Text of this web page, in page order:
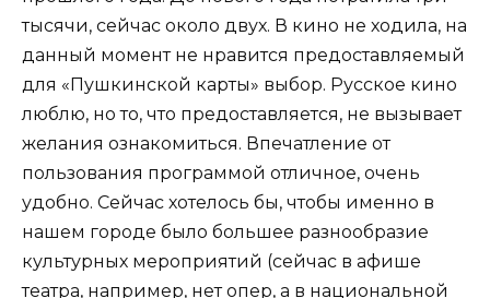
тысячи, сейчас около двух. В кино не ходила, на
данный момент не нравится предоставляемый
для «Пушкинской карты» выбор. Русское кино
люблю, но то, что предоставляется, не вызывает
желания ознакомиться. Впечатление от
пользования программой отличное, очень
удобно. Сейчас хотелось бы, чтобы именно в
нашем городе было большее разнообразие
культурных мероприятий (сейчас в афише
театра, например, нет опер, а в национальной